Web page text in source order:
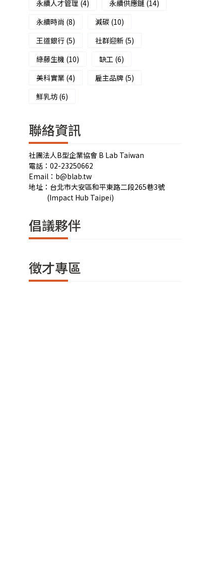
永續人才管理 (4) 永續供應鏈(14)
永續時尚 (8) 減碳(10)
王道銀行(5) 社群迎新(5)
綠藤生機 (10) 缺工 (6)
美科實業(4) 雇主品牌(5)
鮮乳坊(6)
聯絡資訊
社團法人B型企業協會 B Lab Taiwan
電話：02-23250662
Email：b@blab.tw
地址：台北市大安區和平東路二段265巷3號
(Impact Hub Taipei)
倡議夥伴
徵才專區